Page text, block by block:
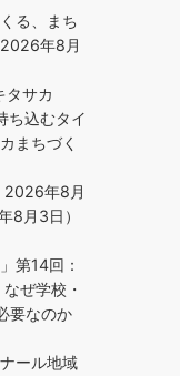
る、まち
年8月
タサカ
ち込むタイ
まちづく
2026年8月
8月3日）
第14回：
ぜ学校・
要なのか
ール地域